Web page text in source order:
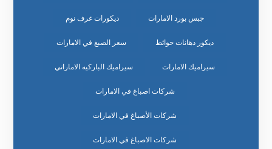
جبس بورد الامارات ديكورات غرف نوم
ديكور دهانات حوائط سعر الصبغ في الامارات
سيراميك الامارات سيراميك الباركيه الاماراتي
شركات اصباغ في الامارات
شركات الأصباغ في الامارات
شركات الاصباغ في الامارات